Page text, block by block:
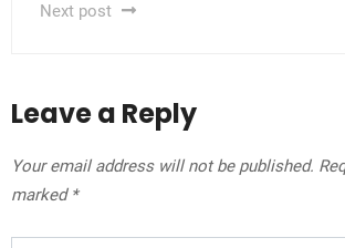
Next post
Leave a Reply
Your email address will not be published.
marked *